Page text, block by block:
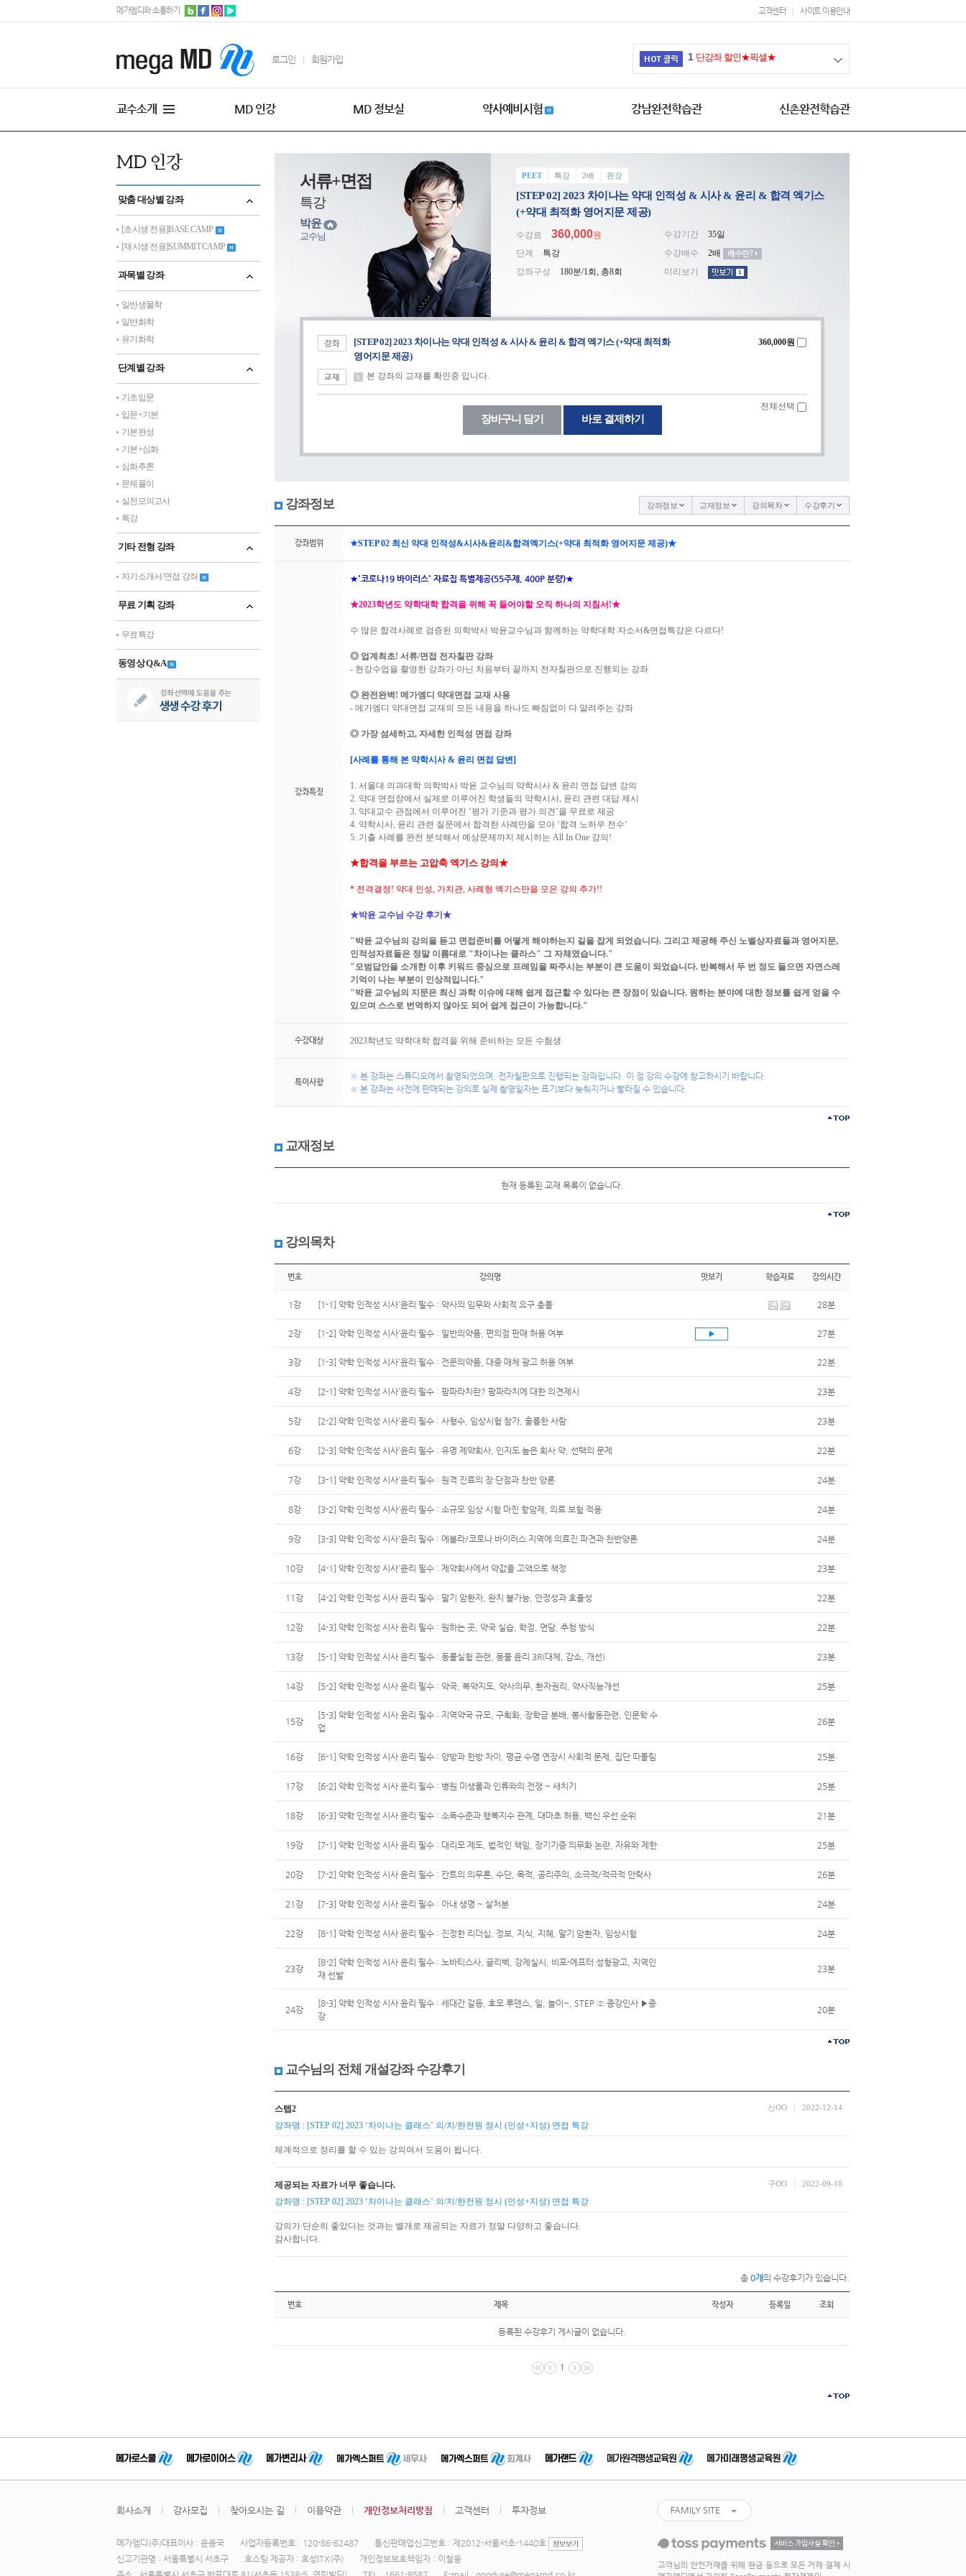
메가엠디와 소통하기 고객센터 사이트 이용안내
로그인 회원가입 1 단강좌 할인★픽셀★
교수소개 MD 인강 MD 정보실 약사예비시험 강남완전학습관 신촌완전학습관
맞춤 대상별 강좌
[초시생 전용]BASE CAMP
[재시생 전용]SUMMIT CAMP
과목별 강좌
일반생물학
일반화학
유기화학
단계별 강좌
기초입문
입문+기본
기본완성
기본+심화
심화추론
문제풀이
실전모의고사
특강
기타 전형 강좌
자기소개서/면접 강좌
무료 기획 강좌
무료특강
동영상 Q&A
서류+면접
특강
박윤
교수님
PEET 특강 2배 완강
[STEP 02] 2023 차이나는 약대 인적성 & 시사 & 윤리 & 합격 엑기스
(+약대 최적화 영어지문 제공)
수강료 360,000원 수강기간
35일
단계
특강 수강배수
2배
강좌구성
180분/1회, 총8회 미리보기
[STEP 02] 2023 차이나는 약대 인적성 & 시사 & 윤리 & 합격 엑기스 (+약대 최적화
영어지문 제공)
360,000원
본 강좌의 교재를 확인중 입니다.
전체선택
장바구니 담기 바로 결제하기
강좌정보 강좌정보 교재정보 강의목차 수강후기
강좌범위 ★STEP 02 최신 약대 인적성&시사&윤리&합격엑기스(+약대 최적화 영어지문 제공)★
강좌특징
★'코로나19 바이러스' 자료집 특별제공(55주제, 400P 분량)★
★2023학년도 약학대학 합격을 위해 꼭 들어야할 오직 하나의 지침서!★
수 많은 합격사례로 검증된 의학박사 박윤교수님과 함께하는 약학대학 자소서&면접특강은 다르다!
◎ 업계최초! 서류/면접 전자칠판 강좌
- 현강수업을 촬영한 강좌가 아닌 처음부터 끝까지 전자칠판으로 진행되는 강좌
◎ 완전완벽! 메가엠디 약대면접 교재 사용
- 메가엠디 약대면접 교재의 모든 내용을 하나도 빠짐없이 다 알려주는 강좌
◎ 가장 섬세하고, 자세한 인적성 면접 강좌
[사례를 통해 본 약학시사 & 윤리 면접 답변]
1. 서울대 의과대학 의학박사 박윤 교수님의 약학시사 & 윤리 면접 답변 강의
2. 약대 면접장에서 실제로 이루어진 학생들의 약학시사, 윤리 관련 대답 제시
3. 약대교수 관점에서 이루어진 ‘평가 기준과 평가 의견’을 무료로 제공
4. 약학시사, 윤리 관련 질문에서 합격한 사례만을 모아 ‘합격 노하우 전수’
5. 기출 사례를 완전 분석해서 예상문제까지 제시하는 All In One 강의!
★합격을 부르는 고압축 엑기스 강의★
* 전격결정! 약대 인성, 가치관, 사례형 엑기스만을 모은 강의 추가!!
★박윤 교수님 수강 후기★
"박윤 교수님의 강의을 듣고 면접준비를 어떻게 해야하는지 길을 잡게 되었습니다. 그리고 제공해 주신 노벨상자료들과 영어지문,
인적성자료들은 정말 이름대로 "차이나는 클라스" 그 자체였습니다."
"모범답안을 소개한 이후 키워드 중심으로 프레임을 짜주시는 부분이 큰 도움이 되었습니다. 반복해서 두 번 정도 들으면 자연스레
기억이 나는 부분이 인상적입니다."
"박윤 교수님의 지문은 최신 과학 이슈에 대해 쉽게 접근할 수 있다는 큰 장점이 있습니다. 원하는 분야에 대한 정보를 쉽게 얻을 수
있으며 스스로 번역하지 않아도 되어 쉽게 접근이 가능합니다."
수강대상 2023학년도 약학대학 합격을 위해 준비하는 모든 수험생
특이사항
※ 본 강좌는 스튜디오에서 촬영되었으며, 전자칠판으로 진행되는 강좌입니다. 이 점 강의 수강에 참고하시기 바랍니다.
※ 본 강좌는 사전에 판매되는 강의로 실제 촬영일자는 표기보다 늦춰지거나 빨라질 수 있습니다.
교재정보
현재 등록된 교재 목록이 없습니다.
강의목차
번호 강의명 맛보기 학습자료 강의시간
1강 [1-1] 약학 인적성 시사˙윤리 필수 : 약사의 임무와 사회적 요구 충돌 28분
2강 [1-2] 약학 인적성 시사˙윤리 필수 : 일반의약품, 편의점 판매 허용 여부 27분
3강 [1-3] 약학 인적성 시사˙윤리 필수 : 전문의약품, 대중 매체 광고 허용 여부 22분
4강 [2-1] 약학 인적성 시사˙윤리 필수 : 팜파라치란? 팜파라치에 대한 의견제시 23분
5강 [2-2] 약학 인적성 시사˙윤리 필수 : 사형수, 임상시험 참가, 훌륭한 사람 23분
6강 [2-3] 약학 인적성 시사˙윤리 필수 : 유명 제약회사, 인지도 높은 회사 약, 선택의 문제 22분
7강 [3-1] 약학 인적성 시사˙윤리 필수 : 원격 진료의 장·단점과 찬반 양론 24분
8강 [3-2] 약학 인적성 시사˙윤리 필수 : 소규모 임상 시험 마진 항암제, 의료 보험 적용 24분
9강 [3-3] 약학 인적성 시사˙윤리 필수 : 에볼라/코로나 바이러스 지역에 의료진 파견과 찬반양론 24분
10강 [4-1] 약학 인적성 시사˙윤리 필수 : 제약회사에서 약값을 고액으로 책정 23분
11강 [4-2] 약학 인적성 시사 윤리 필수 : 말기 암환자, 완치 불가능, 안정성과 효율성 22분
12강 [4-3] 약학 인적성 시사 윤리 필수 : 원하는 곳, 약국 실습, 학점, 면담, 추첨 방식 22분
13강 [5-1] 약학 인적성 시사 윤리 필수 : 동물실험 관련, 동물 윤리 3R(대체, 감소, 개선) 23분
14강 [5-2] 약학 인적성 시사 윤리 필수 : 약국, 복약지도, 약사의무, 환자권리, 약사직능개선 25분
15강
[5-3] 약학 인적성 시사 윤리 필수 : 지역약국 규모, 구획화, 장학금 분배, 봉사활동관련, 인문학 수
업
26분
16강 [6-1] 약학 인적성 시사 윤리 필수 : 양방과 한방 차이, 평균 수명 연장시 사회적 문제, 집단 따돌림 25분
17강 [6-2] 약학 인적성 시사 윤리 필수 : 병원 미생물과 인류와의 전쟁 ~ 새치기 25분
18강 [6-3] 약학 인적성 시사 윤리 필수 : 소득수준과 행복지수 관계, 대마초 허용, 백신 우선 순위 21분
19강 [7-1] 약학 인적성 시사 윤리 필수 : 대리모 제도, 법적인 책임, 장기기증 의무화 논란, 자유와 제한 25분
20강 [7-2] 약학 인적성 시사 윤리 필수 : 칸트의 의무론, 수단, 목적, 공리주의, 소극적/적극적 안락사 26분
21강 [7-3] 약학 인적성 시사 윤리 필수 : 아내 생명 ~ 살처분 24분
22강 [8-1] 약학 인적성 시사 윤리 필수 : 진정한 리더십, 정보, 지식, 지혜, 말기 암환자, 임상시험 24분
23강
[8-2] 약학 인적성 시사 윤리 필수 : 노바티스사, 글리벡, 강제실시, 비포-에프터 성형광고, 지역인
재 선발
23분
24강
[8-3] 약학 인적성 시사 윤리 필수 : 세대간 갈등, 호모 루덴스, 일, 놀이~, STEP ② 종강인사 ▶종
강
20분
교수님의 전체 개설강좌 수강후기
스텝2
강좌명 : [STEP 02] 2023 ‘차이나는 클래스’ 의/치/한전원 정시 (인성+지성) 면접 특강
신OO 2022-12-14
체계적으로 정리를 할 수 있는 강의여서 도움이 됩니다.
제공되는 자료가 너무 좋습니다.
강좌명 : [STEP 02] 2023 ‘차이나는 클래스’ 의/치/한전원 정시 (인성+지성) 면접 특강
구OO 2022-09-10
강의가 단순히 좋았다는 것과는 별개로 제공되는 자료가 정말 다양하고 좋습니다.
감사합니다.
총 0개의 수강후기가 있습니다.
번호 제목 작성자 등록일 조회
등록된 수강후기 게시글이 없습니다.
1
회사소개 강사모집 찾아오시는 길 이용약관 개인정보처리방침 고객센터 투자정보 FAMILY SITE
메가엠디(주)대표이사 : 윤용국 사업자등록번호 : 120-86-62487
통신판매업신고번호 : 제2012-서울서초-1440호
신고기관명 : 서울특별시 서초구
호스팅 제공자 : 효성ITX(주)
개인정보보호책임자 : 이철웅